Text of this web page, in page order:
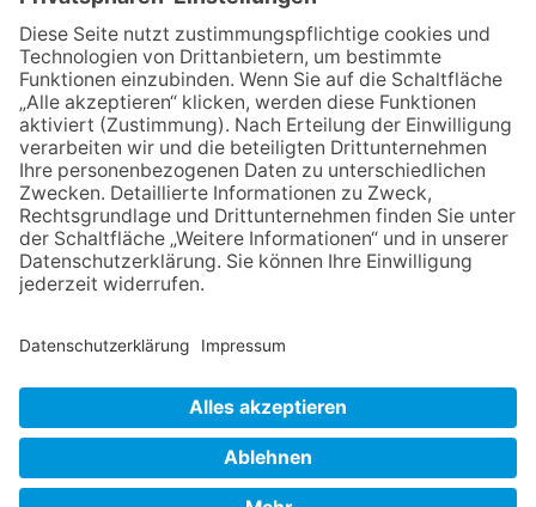
Stadiontour kommt nach
Frankfurt
06.08.2026
Jugendchor Hochtaunus
präsentiert sein neues
Programm „Changes“
06.08.2026
Hisamoto und Tölke begeistern
mit Werken von Walter
Wachsmuth
NACH OBEN
Datenschutz Netiquette FAQ